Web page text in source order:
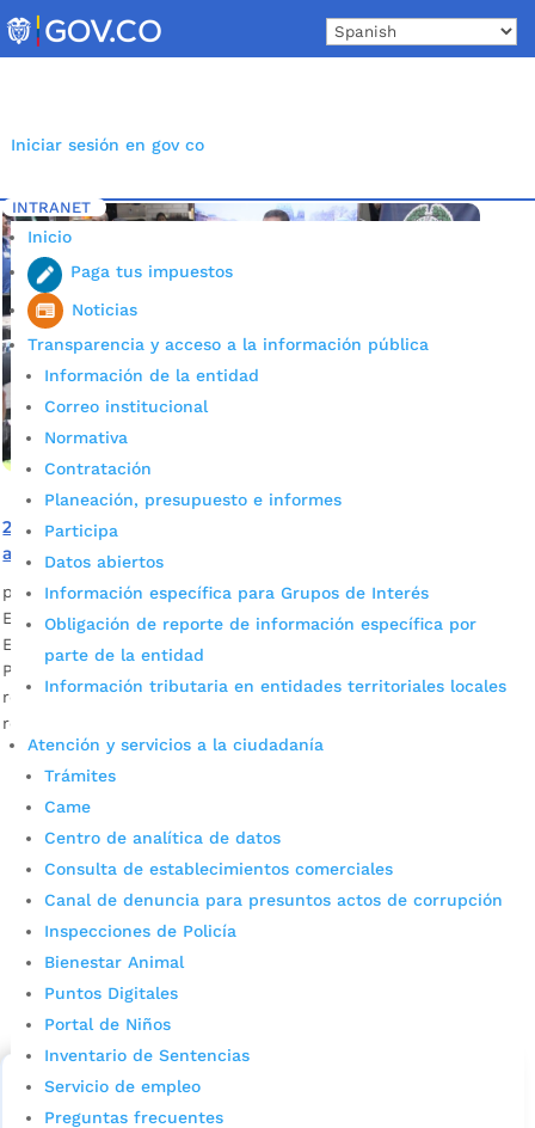
to
content
Iniciar sesión en gov co
INTRANET
Inicio
Paga tus impuestos
Noticias
Transparencia y acceso a la información pública
Información de la entidad
Correo institucional
Normativa
Contratación
Planeación, presupuesto e informes
Participa
Datos abiertos
Información específica para Grupos de Interés
Obligación de reporte de información específica por
parte de la entidad
Información tributaria en entidades territoriales locales
Atención y servicios a la ciudadanía
Trámites
Came
Centro de analítica de datos
Consulta de establecimientos comerciales
Canal de denuncia para presuntos actos de corrupción
Inspecciones de Policía
Bienestar Animal
Puntos Digitales
Portal de Niños
Inventario de Sentencias
Servicio de empleo
Preguntas frecuentes
Inicio 5 Etiqueta: Receptación
250 celulares hurtados fueron recuperados y entregados
a sus propietarios
por Daniel Leonardo Quintero Duarte|Mar 11, 2023|
En Bucaramanga los celulares hurtados sí son recuperados.
El Gobierno de Juan Carlos Cárdenas, de la mano de la
Policía, entregó 250 equipos móviles que habían sido
robados. La denuncia ciudadana fue clave para lograr este
resultado.
Cupos Escolares Bucaramanga 2022
Consulta aqui los pasos para inscribirse y solicitar un
cupo escolar en los colegios oficiales de
Bucaramanga.
Alcaldía de Bucaramanga